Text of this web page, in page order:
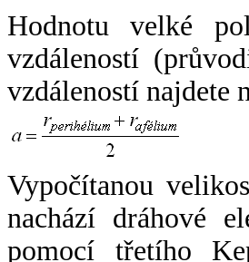
Hodnotu velké
vzdáleností
vzdáleností najdete
Vypočítanou
nachází dráhové
pomocí třetího